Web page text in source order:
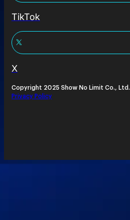
TikTok
X
Copyright 2025 Show No Limit Co., Ltd.
Privacy Policy